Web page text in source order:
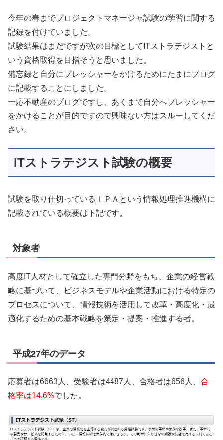
今年の春までプロジェクトマネージャ試験の学習に関する
記録を付けていました。
試験結果はまだですが次の目標としてITストラテジストと
いう資格取得を目指そうと思いました。
備忘録と自分にプレッシャーをかけるためにたまにブログ
に記載することにしました。
一応不動産のブログですし、あくまで自分へプレッシャー
をかけることが目的ですので興味ない方はスルーしてくだ
さい。
ITストラテジスト試験の概要
試験を取り仕切っているＩＰＡという情報処理推進機構に
記載されている概要は下記です。
対象者
高度IT人材として確立した専門分野をもち、企業の経営戦
略に基づいて、ビジネスモデルや企業活動における特定の
プロセスについて、情報技術を活用して改革・高度化・最
適化するための基本戦略を策定・提案・推進する者。
平成27年のデータ
応募者は6663人、受験者は4487人、合格者は656人、 合
格率は14.6%でした。